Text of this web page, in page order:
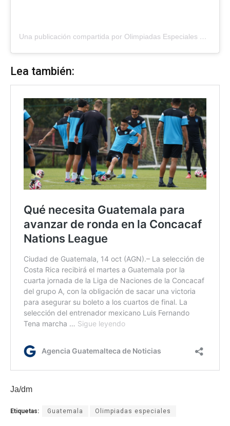
Una publicación compartida por Olimpiadas Especiales Guate (@oeguatemala)
Lea también:
Ja/dm
Etiquetas: Guatemala Olimpiadas especiales